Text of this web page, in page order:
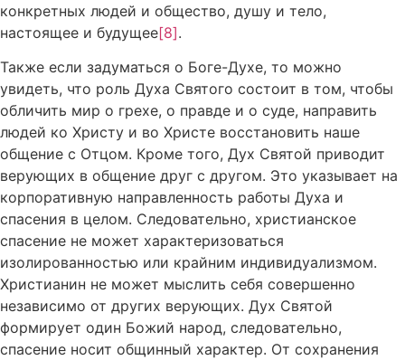
конкретных людей и общество, душу и тело,
настоящее и будущее[8].
Также если задуматься о Боге-Духе, то можно
увидеть, что роль Духа Святого состоит в том, чтобы
обличить мир о грехе, о правде и о суде, направить
людей ко Христу и во Христе восстановить наше
общение с Отцом. Кроме того, Дух Святой приводит
верующих в общение друг с другом. Это указывает на
корпоративную направленность работы Духа и
спасения в целом. Следовательно, христианское
спасение не может характеризоваться
изолированностью или крайним индивидуализмом.
Христианин не может мыслить себя совершенно
независимо от других верующих. Дух Святой
формирует один Божий народ, следовательно,
спасение носит общинный характер. От сохранения